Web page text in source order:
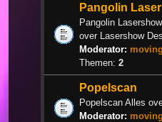
Pangolin
Pangolin
over Lasershow
Moderator:
Themen: 2
Popelscan
Popelscan Alles
Moderator: